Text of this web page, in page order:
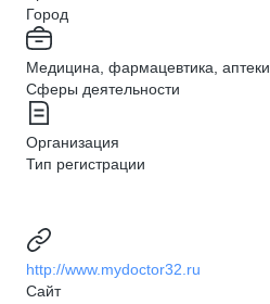
Город
Медицина, фармацевтика, аптеки
Сферы деятельности
Организация
Тип регистрации
http://www.mydoctor32.ru
Сайт